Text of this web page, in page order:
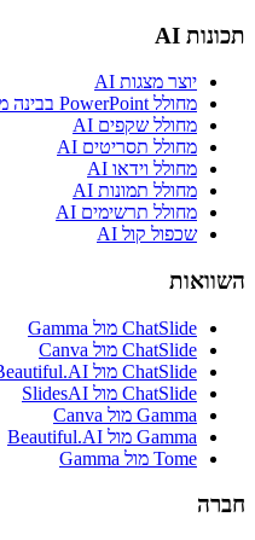
תכונות AI
יוצר מצגות AI
מחולל PowerPoint בבינה מלאכותית
מחולל שקפים AI
מחולל תסריטים AI
מחולל וידאו AI
מחולל תמונות AI
מחולל תרשימים AI
שכפול קול AI
השוואות
ChatSlide מול Gamma
ChatSlide מול Canva
ChatSlide מול Beautiful.AI
ChatSlide מול SlidesAI
Gamma מול Canva
Gamma מול Beautiful.AI
Tome מול Gamma
חברה